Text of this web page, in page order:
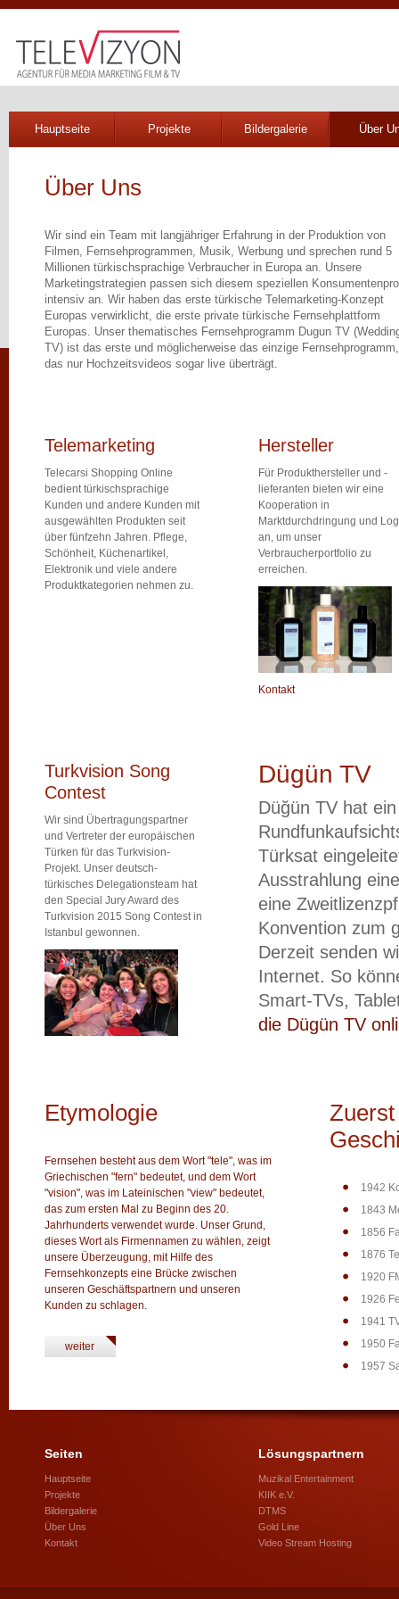
Hauptseite Projekte Bildergalerie Über
Über Uns
Wir sind ein Team mit langjähriger Erfahrung in der Produktion von
Filmen, Fernsehprogrammen, Musik, Werbung und sprechen rund 5
Millionen türkischsprachige Verbraucher in Europa an. Unsere
Marketingstrategien passen sich diesem speziellen
intensiv an. Wir haben das erste türkische Telemarketing-Konzept
Europas verwirklicht, die erste private türkische Fernsehplattform
Europas. Unser thematisches Fernsehprogramm Dugun TV
TV) ist das erste und möglicherweise das einzige Fernsehprogramm,
das nur Hochzeitsvideos sogar live überträgt.
Telemarketing
Telecarsi Shopping Online
bedient türkischsprachige
Kunden und andere Kunden mit
ausgewählten Produkten seit
über fünfzehn Jahren. Pflege,
Schönheit, Küchenartikel,
Elektronik und viele andere
Produktkategorien nehmen zu.
Hersteller
Für Produkthersteller und -
lieferanten bieten wir eine
Kooperation in
Marktdurchdringung und
an, um unser
Verbraucherportfolio zu
erreichen.
Kontakt
Turkvision Song
Contest
Wir sind Übertragungspartner
und Vertreter der europäischen
Türken für das Turkvision-
Projekt. Unser deutsch-
türkisches Delegationsteam hat
den Special Jury Award des
Turkvision 2015 Song Contest in
Istanbul gewonnen.
Dügün TV
Düğün TV hat
Türksat
Ausstrahlung
eine
Konvention zum
Derzeit senden
Internet. So
Smart-TVs,
die Dügün TV
Etymologie
Fernsehen besteht aus dem Wort "tele", was im
Griechischen "fern" bedeutet, und dem Wort
"vision", was im Lateinischen "view" bedeutet,
das zum ersten Mal zu Beginn des 20.
Jahrhunderts verwendet wurde. Unser Grund,
dieses Wort als Firmennamen zu wählen, zeigt
unsere Überzeugung, mit Hilfe des
Fernsehkonzepts eine Brücke zwischen
unseren Geschäftspartnern und unseren
Kunden zu schlagen.
weiter
1942
1843
1856
1876
1920
1926
1941
1950
1957
Seiten
Hauptseite
Projekte
Bildergalerie
Über Uns
Kontakt
Lösungspartnern
Muzikal Entertainment
KIIK e.V.
DTMS
Gold Line
Video Stream Hosting